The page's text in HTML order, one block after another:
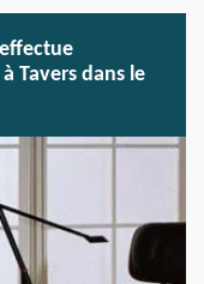
Tavers dans le